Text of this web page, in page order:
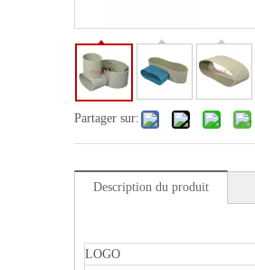
Partager sur:
Description du produit
LOGO